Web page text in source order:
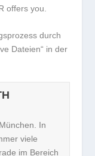
offers you.
durch
Dateien“ in der
In
viele
im Bereich